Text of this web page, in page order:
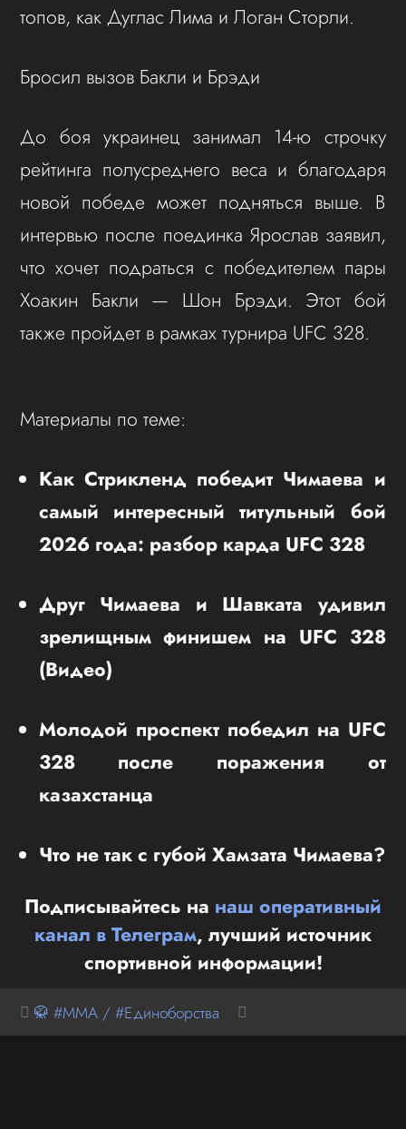
топов, как Дуглас Лима и Логан Сторли.
Бросил вызов Бакли и Брэди
До боя украинец занимал 14-ю строчку
рейтинга полусреднего веса и благодаря
новой победе может подняться выше. В
интервью после поединка Ярослав заявил,
что хочет подраться с победителем пары
Хоакин Бакли — Шон Брэди. Этот бой
также пройдет в рамках турнира UFC 328.
Материалы по теме:
Как Стрикленд победит Чимаева и
самый интересный титульный бой
2026 года: разбор карда UFC 328
Друг Чимаева и Шавката удивил
зрелищным финишем на UFC 328
(Видео)
Молодой проспект победил на UFC
328 после поражения от
казахстанца
Что не так с губой Хамзата Чимаева?
Подписывайтесь на наш оперативный
канал в Телеграм, лучший источник
спортивной информации!
🥋 #MMA / #Единоборства